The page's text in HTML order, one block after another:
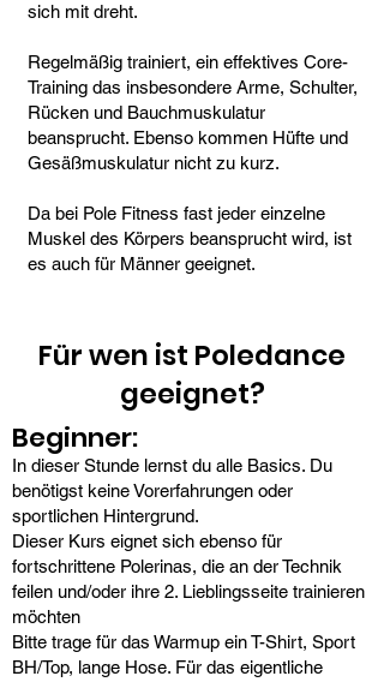
sich mit dreht.
Regelmäßig trainiert, ein effektives Core-
Training das insbesondere Arme, Schulter,
Rücken und Bauchmuskulatur
beansprucht. Ebenso kommen Hüfte und
Gesäßmuskulatur nicht zu kurz.
Da bei Pole Fitness fast jeder einzelne
Muskel des Körpers beansprucht wird, ist
es auch für Männer geeignet.
Für wen ist Poledance
geeignet?
Beginner:
In dieser Stunde lernst du alle Basics. Du
benötigst keine Vorerfahrungen oder
sportlichen Hintergrund.
Dieser Kurs eignet sich ebenso für
fortschrittene Polerinas, die an der Technik
feilen und/oder ihre 2. Lieblingsseite trainieren
möchten
Bitte trage für das Warmup ein T-Shirt, Sport
BH/Top, lange Hose. Für das eigentliche